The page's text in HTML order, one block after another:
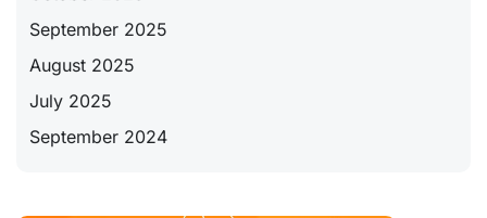
September 2025
August 2025
July 2025
September 2024